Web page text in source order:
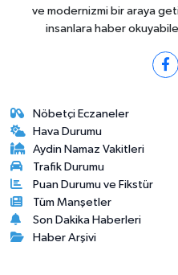
ve modernizmi bir araya
insanlara haber
Nöbetçi Eczaneler
Hava Durumu
Aydin Namaz Vakitleri
Trafik Durumu
Puan Durumu ve Fikstür
Tüm Manşetler
Son Dakika Haberleri
Haber Arşivi